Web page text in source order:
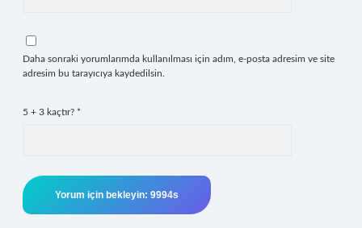
Daha sonraki yorumlarımda kullanılması için adım, e-posta adresim ve site
adresim bu tarayıcıya kaydedilsin.
5 + 3 kaçtır? *